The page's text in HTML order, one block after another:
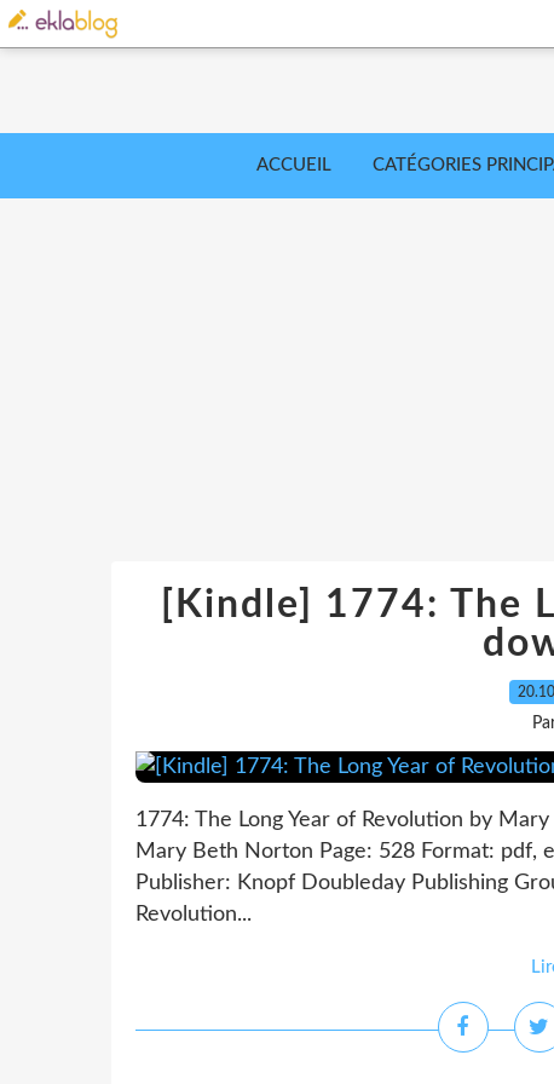
ACCUEIL CATÉGORIES
[Kindle] 1774: The
1774: The Long Year of Revolution by
Mary Beth Norton Page: 528 Format: pdf,
Publisher: Knopf Doubleday Publishing
Revolution...